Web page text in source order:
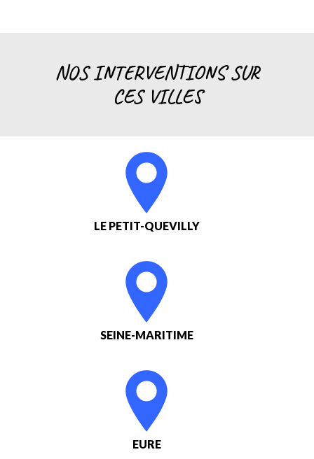
NOS INTERVENTIONS SUR
CES VILLES
LE PETIT-QUEVILLY
SEINE-MARITIME
EURE